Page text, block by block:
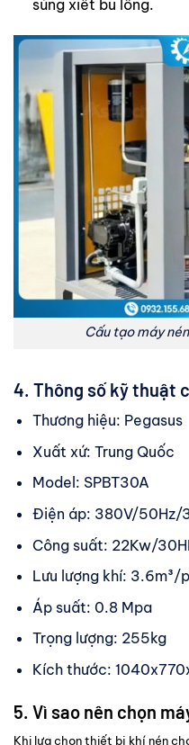
súng xiết bu lông.
Cấu tạo máy
4. Thông số kỹ thuật
Thương hiệu: Pegasus
Xuất xứ: Trung Quốc
Model: SPBT30A
Điện áp: 380V/50Hz/
Công suất: 22Kw/
Lưu lượng khí: 3.6m³/
Áp suất: 0.8 Mpa
Trọng lượng: 255kg
Kích thước:
5. Vì sao nên chọn
Khi lựa chọn thiết bị khí nén